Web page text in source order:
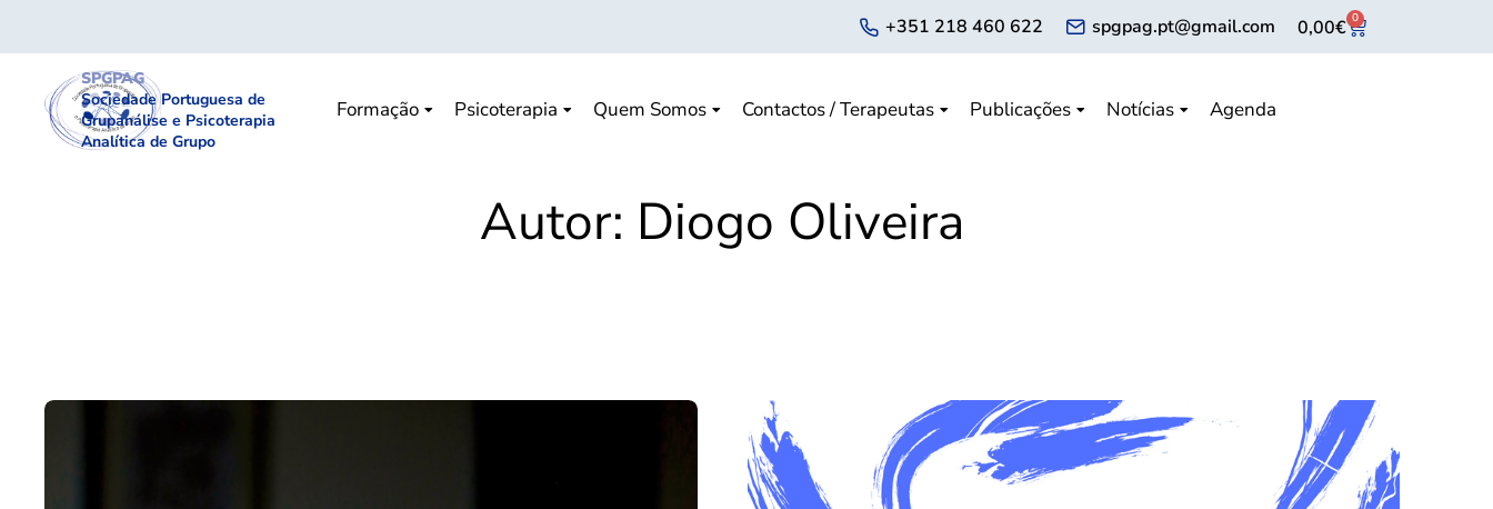
+351 218 460 622 spgpag.pt@gmail.com 0,00€ 0
SPGPAG
Sociedade Portuguesa de
Grupanálise e Psicoterapia
Analítica de Grupo
Formação Psicoterapia Quem Somos Contactos / Terapeutas Publicações Notícias Agenda
Autor: Diogo Oliveira